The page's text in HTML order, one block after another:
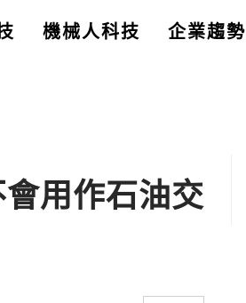
機械人科技 企業趨勢
用作石油交